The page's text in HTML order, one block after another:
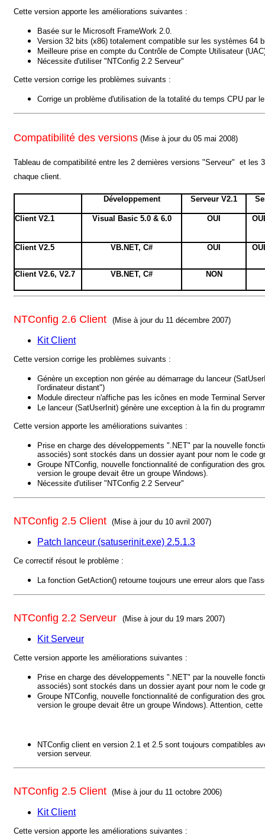
Cette version apporte les améliorations suivantes :
Basée sur le Microsoft FrameWork 2.0.
Version 32 bits (x86) totalement compatible sur les systèmes 64
Meilleure prise en compte du Contrôle de Compte Utilisateur
Nécessite d'utiliser "NTConfig 2.2 Serveur"
Cette version corrige les problèmes suivants :
Corrige un problème d'utilisation de la totalité du temps CPU par
Compatibilité des versions (Mise à jour du 05 mai 2008)
Tableau de compatibilité entre les 2 dernières versions "Serveur" et les
chaque client.
Développement Serveur V2.1
Client V2.1 Visual Basic 5.0 & 6.0 OUI
Client V2.5 VB.NET, C# OUI
Client V2.6, V2.7 VB.NET, C# NON
NTConfig 2.6 Client (Mise à jour du 11 décembre 2007)
Kit Client
Cette version corrige les problèmes suivants :
Génère un exception non gérée au démarrage du lanceur
l'ordinateur distant")
Module directeur n'affiche pas les icônes en mode Terminal Server
Le lanceur (SatUserInit) génère une exception à la fin du
Cette version apporte les améliorations suivantes :
Prise en charge des développements ".NET" par la nouvelle
associés) sont stockés dans un dossier ayant pour nom le code
Groupe NTConfig, nouvelle fonctionnalité de configuration des
version le groupe devait être un groupe Windows).
Nécessite d'utiliser "NTConfig 2.2 Serveur"
NTConfig 2.5 Client (Mise à jour du 10 avril 2007)
Patch lanceur (satuserinit.exe) 2.5.1.3
Ce correctif résout le problème :
La fonction GetAction() retourne toujours une erreur alors que
NTConfig 2.2 Serveur (Mise à jour du 19 mars 2007)
Kit Serveur
Cette version apporte les améliorations suivantes :
Prise en charge des développements ".NET" par la nouvelle
associés) sont stockés dans un dossier ayant pour nom le code
Groupe NTConfig, nouvelle fonctionnalité de configuration des
version le groupe devait être un groupe Windows). Attention,
NTConfig client en version 2.1 et 2.5 sont toujours compatibles
version serveur.
NTConfig 2.5 Client (Mise à jour du 11 octobre 2006)
Kit Client
Cette version apporte les améliorations suivantes :